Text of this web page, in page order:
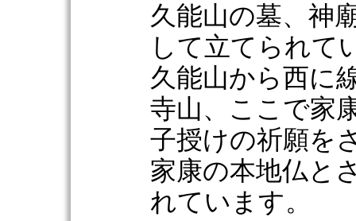
久能山の墓、神
して立てられて
久能山から西に
寺山、ここで家
子授けの祈願を
家康の本地仏と
れています。